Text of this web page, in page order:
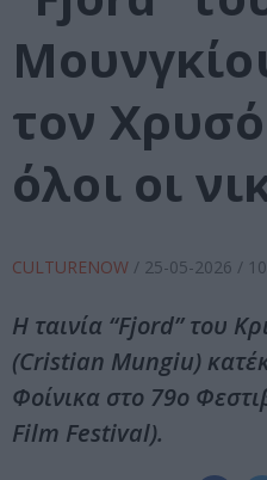
τον
όλοι οι
CULTURENOW / 25-05-2026 /
Η ταινία “Fjord” του
(Cristian Mungiu)
Φοίνικα στο 79ο
Film Festival).